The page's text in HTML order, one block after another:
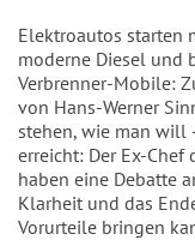
Elektroautos starten
moderne Diesel und
Verbrenner-Mobile:
von Hans-Werner
stehen, wie man will
erreicht: Der Ex-
haben eine Debatte
Klarheit und das
Vorurteile bringen